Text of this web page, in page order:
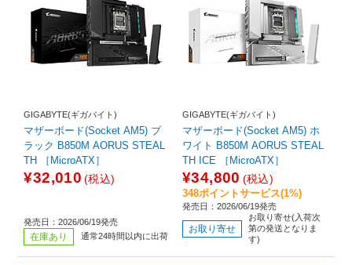
GIGABYTE(ギガバイト)
マザーボード(Socket AM5) ブ
ラック B850M AORUS STEAL
TH ［MicroATX］
¥32,010 (税込)
発売日：2026/06/19発売
在庫あり 通常24時間以内に出荷
GIGABYTE(ギガバイト)
マザーボード(Socket AM5) ホ
ワイト B850M AORUS STEAL
TH ICE ［MicroATX］
¥34,800 (税込)
348ポイントサービス(1%)
発売日：2026/06/19発売
お取り寄せ
お取り寄せ(入荷次
第の発送となりま
す)